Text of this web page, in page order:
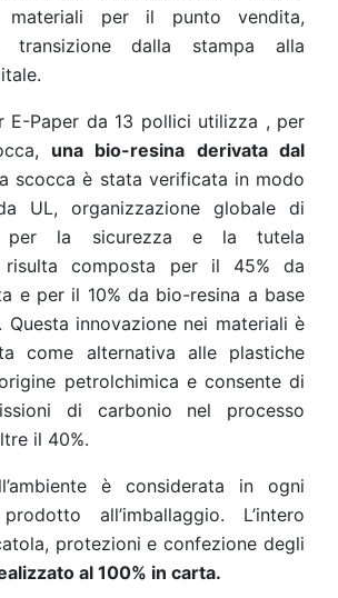
materiali per il punto vendita,
transizione dalla stampa alla
E-Paper da 13 pollici utilizza , per
una bio-resina derivata dal
scocca è stata verificata in modo
UL, organizzazione globale di
per la sicurezza e la tutela
risulta composta per il 45% da
e per il 10% da bio-resina a base
innovazione nei materiali è
come alternativa alle plastiche
petrolchimica e consente di
di carbonio nel processo
il 40%.
è considerata in ogni
all’imballaggio. L’intero
protezioni e confezione degli
al 100% in carta.